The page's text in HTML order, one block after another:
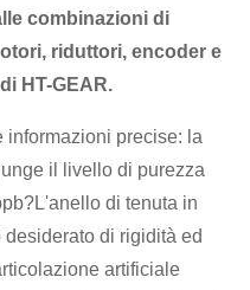
combinazioni di
riduttori, encoder e
HT-GEAR.
informazioni precise: la
il livello di purezza
di tenuta in
di rigidità ed
artificiale